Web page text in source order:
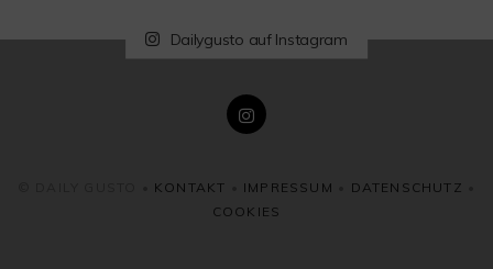
Dailygusto auf Instagram
KONTAKT IMPRESSUM DATENSCHUTZ
COOKIES